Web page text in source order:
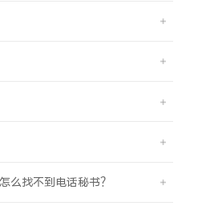
么找不到电话秘书？